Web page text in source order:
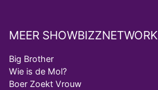
MEER SHOWBIZZNETWORK
Big Brother
Wie is de Mol?
Boer Zoekt Vrouw